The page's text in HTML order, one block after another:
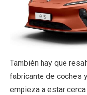
También hay que
fabricante de coches
empieza a estar